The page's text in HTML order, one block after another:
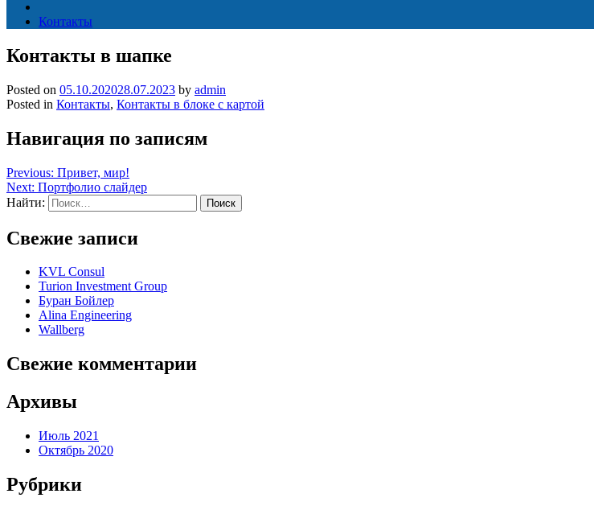
Контакты
Контакты в шапке
Posted on 05.10.202028.07.2023 by admin
Posted in Контакты, Контакты в блоке с картой
Навигация по записям
Previous: Привет, мир!
Next: Портфолио слайдер
Найти:
Свежие записи
KVL Consul
Turion Investment Group
Буран Бойлер
Alina Engineering
Wallberg
Свежие комментарии
Архивы
Июль 2021
Октябрь 2020
Рубрики